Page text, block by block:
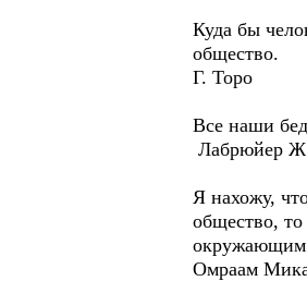
Куда бы
общество.
Г. Торо
Все наши
Лабрюйер
Я нахожу,
общество,
Омраам